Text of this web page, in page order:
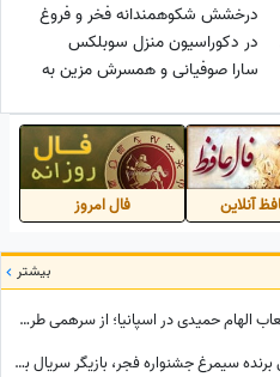
درخشش شکوهمندانه فخر و فروغ
در دکوراسیون منزل سوبلکس
سارا صوفیانی و همسرش مزین به
کریستالی، میز بیلیارد، نقاشی
های دیواری و... که قصر سیندرلا
را تداعی می کند!
آنلاین فال امروز
بیشتر
درخشش استایل تابستانی و پررنگ و لعاب الهام حمیدی در اسپانیا؛ از سرهمی طرح‌دار تا کیف لویی ویتون که با دیدنش چشماتون اکلیلی میشه +عکس
بیوگرافی و زندگی خصوصی لیندا کیانی برنده سیمرغ جشنواره فجر، بازیگر سریال بامداد خمار، پایتخت، دلدادگان و.../ از وضعیت ازدواج تا آلبوم تصاویر شخصی